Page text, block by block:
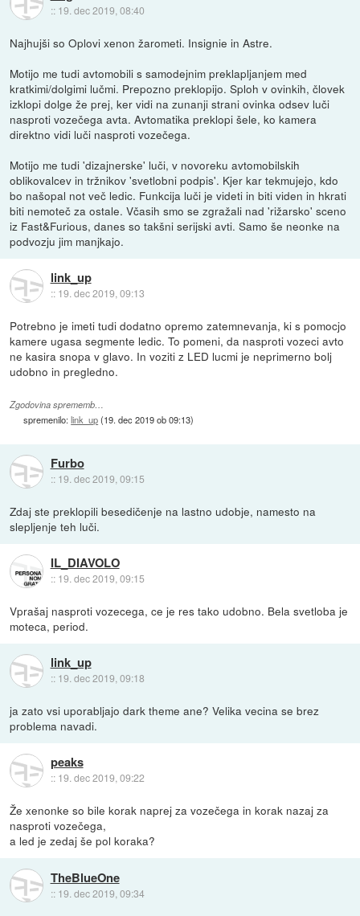
:: 19. dec 2019, 08:40
Najhujši so Oplovi xenon žarometi. Insignie in Astre.
Motijo me tudi avtomobili s samodejnim preklapljanjem med
kratkimi/dolgimi lučmi. Prepozno preklopijo. Sploh v ovinkih, človek
izklopi dolge že prej, ker vidi na zunanji strani ovinka odsev luči
nasproti vozečega avta. Avtomatika preklopi šele, ko kamera
direktno vidi luči nasproti vozečega.
Motijo me tudi 'dizajnerske' luči, v novoreku avtomobilskih
oblikovalcev in tržnikov 'svetlobni podpis'. Kjer kar tekmujejo, kdo
bo našopal not več ledic. Funkcija luči je videti in biti viden in hkrati
biti nemoteč za ostale. Včasih smo se zgražali nad 'rižarsko' sceno
iz Fast&Furious, danes so takšni serijski avti. Samo še neonke na
podvozju jim manjkajo.
link_up
:: 19. dec 2019, 09:13
Potrebno je imeti tudi dodatno opremo zatemnevanja, ki s pomocjo
kamere ugasa segmente ledic. To pomeni, da nasproti vozeci avto
ne kasira snopa v glavo. In voziti z LED lucmi je neprimerno bolj
udobno in pregledno.
Zgodovina sprememb…
spremenilo:link_up(19. dec 2019 ob 09:13)
Furbo
:: 19. dec 2019, 09:15
Zdaj ste preklopili besedičenje na lastno udobje, namesto na
slepljenje teh luči.
IL_DIAVOLO
:: 19. dec 2019, 09:15
Vprašaj nasproti vozecega, ce je res tako udobno. Bela svetloba je
moteca, period.
link_up
:: 19. dec 2019, 09:18
ja zato vsi uporabljajo dark theme ane? Velika vecina se brez
problema navadi.
peaks
:: 19. dec 2019, 09:22
Že xenonke so bile korak naprej za vozečega in korak nazaj za
nasproti vozečega,
a led je zedaj še pol koraka?
TheBlueOne
:: 19. dec 2019, 09:34